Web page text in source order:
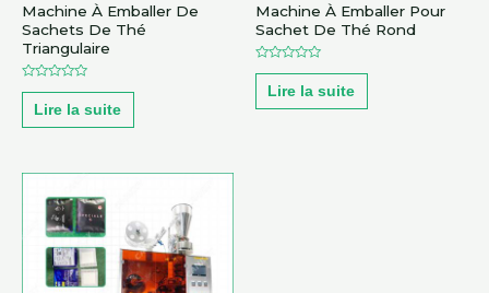
Machine À Emballer De
Sachets De Thé
Triangulaire
Note
sur
5
Lire la suite
Machine À Emballer Pour
Sachet De Thé Rond
Note
sur
5
Lire la suite